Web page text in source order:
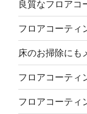
良質なフロアコ
フロアコーティ
床のお掃除にも
フロアコーティ
フロアコーティ